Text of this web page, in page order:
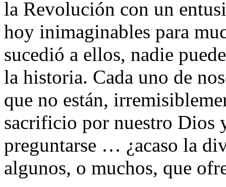
la Revolución con un
hoy inimaginables para
sucedió a ellos, nadie
la historia. Cada uno de
que no están,
sacrificio por nuestro Dios
preguntarse … ¿acaso la
algunos, o muchos, que